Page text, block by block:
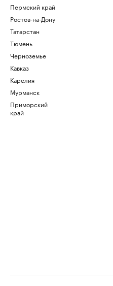
Пермский край
Ростов-на-Дону
Татарстан
Тюмень
Черноземье
Кавказ
Карелия
Мурманск
Приморский
край